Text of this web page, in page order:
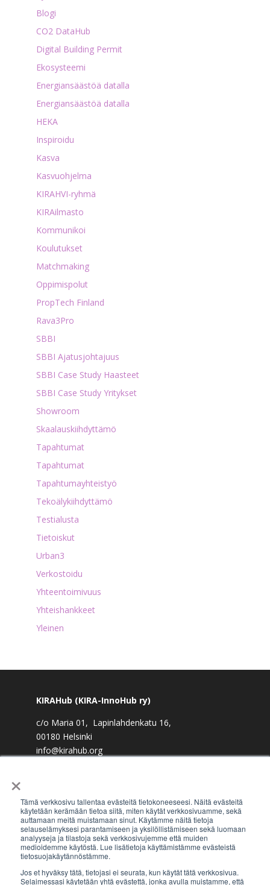
×
Tämä verkkosivu tallentaa evästeitä tietokoneeseesi. Näitä evästeitä
käytetään kerämään tietoa siitä, miten käytät verkkosivuamme, sekä
auttamaan meitä muistamaan sinut. Käytämme näitä tietoja
selauselämyksesi parantamiseen ja yksilöllistämiseen sekä luomaan
analyyseja ja tilastoja sekä verkkosivujemme että muiden
medioidemme käytöstä. Lue lisätietoja käyttämistämme evästeistä
tietosuojakäytännöstämme.
Jos et hyväksy tätä, tietojasi ei seurata, kun käytät tätä verkkosivua.
Selaimessasi käytetään yhtä evästettä, jonka avulla muistamme, että
Blogi
CO2 DataHub
Digital Building Permit
Ekosysteemi
Energiansäästöä datalla
Energiansäästöä datalla
HEKA
Inspiroidu
Kasva
Kasvuohjelma
KIRAHVI-ryhmä
KIRAilmasto
Kommunikoi
Koulutukset
Matchmaking
Oppimispolut
PropTech Finland
Rava3Pro
SBBI
SBBI Ajatusjohtajuus
SBBI Case Study Haasteet
SBBI Case Study Yritykset
Showroom
Skaalauskiihdyttämö
Tapahtumat
Tapahtumat
Tapahtumayhteistyö
Tekoälykiihdyttämö
Testialusta
Tietoiskut
Urban3
Verkostoidu
Yhteentoimivuus
Yhteishankkeet
Yleinen
KIRAHub (KIRA-InnoHub ry)
c/o Maria 01, Lapinlahdenkatu 16,
00180 Helsinki
info@kirahub.org
Tilaa uutiskirje